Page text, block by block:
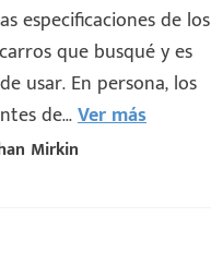
especificaciones de los
que busqué y es
usar. En persona, los
de...Ver más
Mirkin